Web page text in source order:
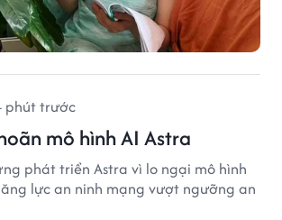
phút trước
mô hình AI Astra
phát triển Astra vì lo ngại mô hình
lực an ninh mạng vượt ngưỡng an